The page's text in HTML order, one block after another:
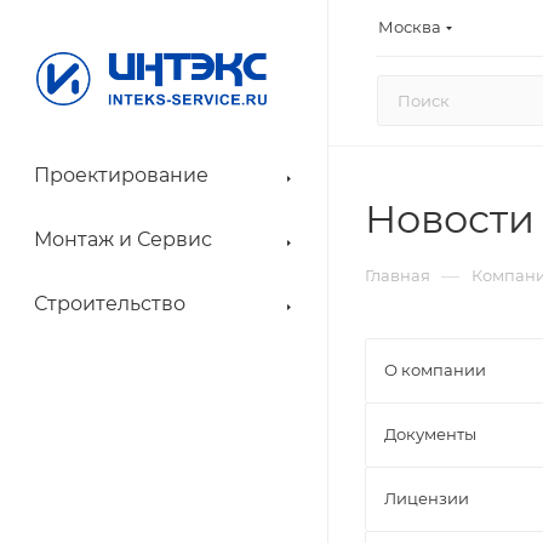
Москва
Проектирование
Монтаж и Сервис
Строительство
Новости
Главная —
О компании
Документы
Лицензии